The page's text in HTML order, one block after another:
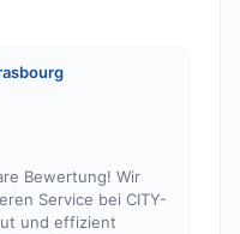
Bewertung! Wir
Service bei CITY-
und effizient